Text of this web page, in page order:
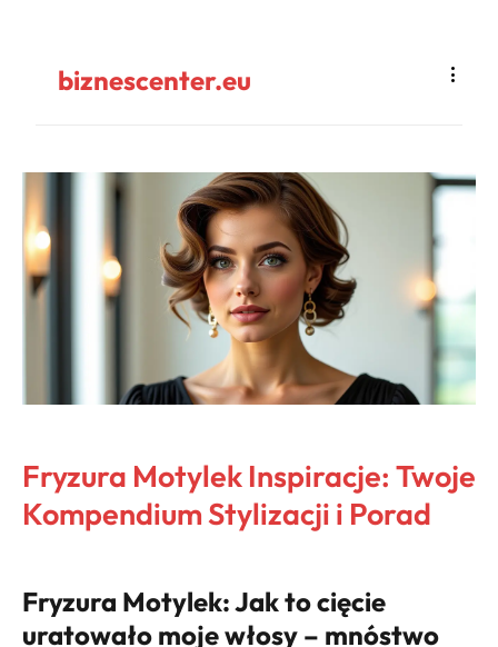
biznescenter.eu
Fryzura Motylek Inspiracje: Twoje
Kompendium Stylizacji i Porad
Fryzura Motylek: Jak to cięcie
uratowało moje włosy – mnóstwo